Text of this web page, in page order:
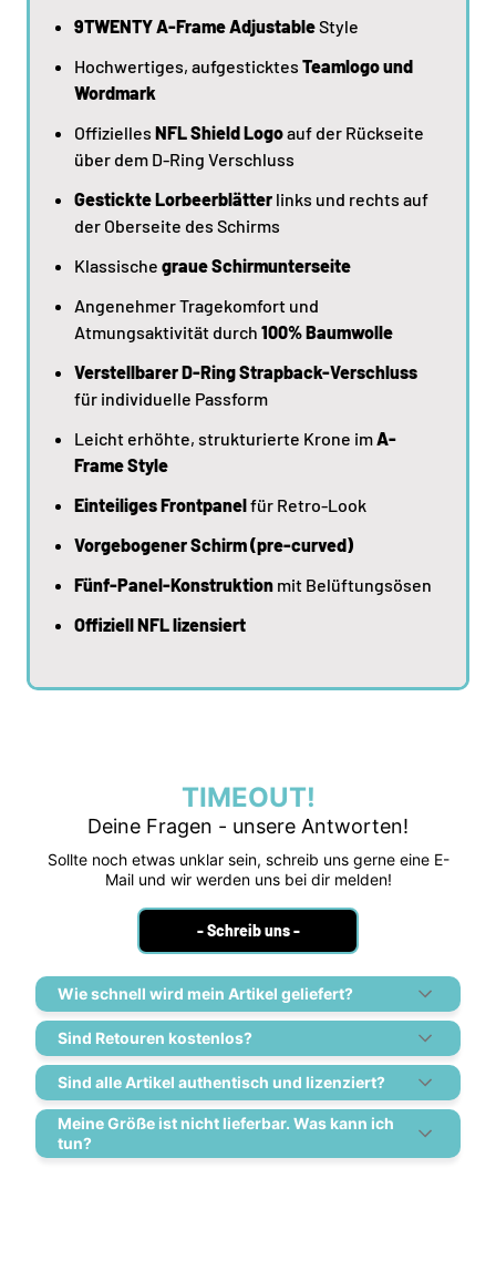
9TWENTY A-Frame AdjustableStyle
Hochwertiges, aufgesticktes Teamlogo und
Wordmark
Offizielles NFL Shield Logoauf der Rückseite
über dem D-Ring Verschluss
Gestickte Lorbeerblätter links und rechts auf
der Oberseite des Schirms
Klassische graue Schirmunterseite
Angenehmer Tragekomfort und
Atmungsaktivität durch 100% Baumwolle
Verstellbarer D-Ring Strapback-Verschluss
für individuelle Passform
Leicht erhöhte, strukturierte Krone imA-
Frame Style
Einteiliges Frontpanelfür Retro-Look
Vorgebogener Schirm (pre-curved)
Fünf-Panel-Konstruktion mit Belüftungsösen
Offiziell NFL lizensiert
TIMEOUT!
Deine Fragen - unsere Antworten!
Sollte noch etwas unklar sein, schreib uns gerne eine E-
Mail und wir werden uns bei dir melden!
- Schreib uns -
Wie schnell wird mein Artikel geliefert?
Sind Retouren kostenlos?
Sind alle Artikel authentisch und lizenziert?
Meine Größe ist nicht lieferbar. Was kann ich
tun?